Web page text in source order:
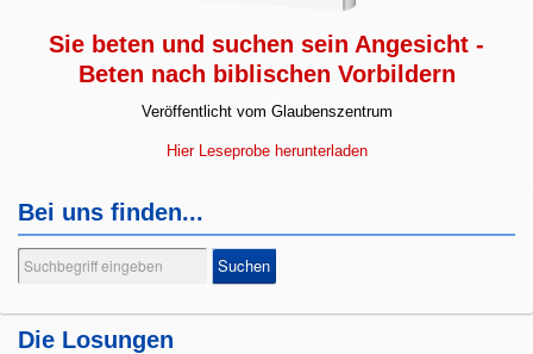
Sie beten und suchen sein Angesicht -
Beten nach biblischen Vorbildern
Veröffentlicht vom Glaubenszentrum
Hier Leseprobe herunterladen
Bei uns finden...
Suchen
...
Suchen
Die Losungen